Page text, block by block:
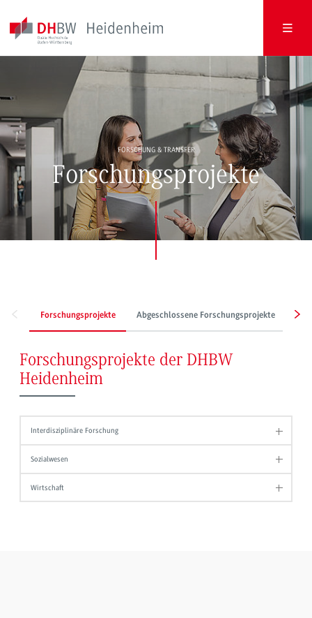
FORSCHUNG & TRANSFER
Forschungsprojekte
Forschungsprojekte Abgeschlossene Forschungsprojekte
Forschungsprojekte der DHBW
Heidenheim
Interdisziplinäre Forschung
Sozialwesen
Wirtschaft